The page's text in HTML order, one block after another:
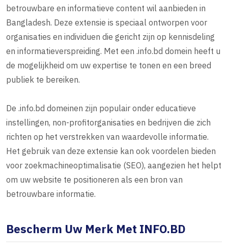
betrouwbare en informatieve content wil aanbieden in
Bangladesh. Deze extensie is speciaal ontworpen voor
organisaties en individuen die gericht zijn op kennisdeling
en informatieverspreiding. Met een .info.bd domein heeft u
de mogelijkheid om uw expertise te tonen en een breed
publiek te bereiken.
De .info.bd domeinen zijn populair onder educatieve
instellingen, non-profitorganisaties en bedrijven die zich
richten op het verstrekken van waardevolle informatie.
Het gebruik van deze extensie kan ook voordelen bieden
voor zoekmachineoptimalisatie (SEO), aangezien het helpt
om uw website te positioneren als een bron van
betrouwbare informatie.
Bescherm Uw Merk Met INFO.BD